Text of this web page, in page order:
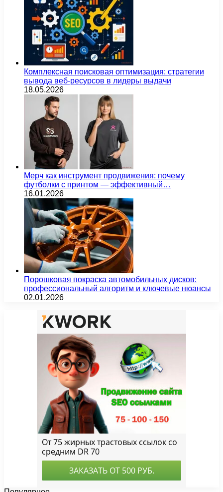
Комплексная поисковая оптимизация: стратегии
вывода веб-ресурсов в лидеры выдачи
18.05.2026
Мерч как инструмент продвижения: почему
футболки с принтом — эффективный…
16.01.2026
Порошковая покраска автомобильных дисков:
профессиональный алгоритм и ключевые нюансы
02.01.2026